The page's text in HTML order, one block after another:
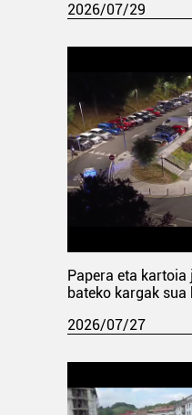
2026/07/29
Papera eta
bateko kargak sua
2026/07/27